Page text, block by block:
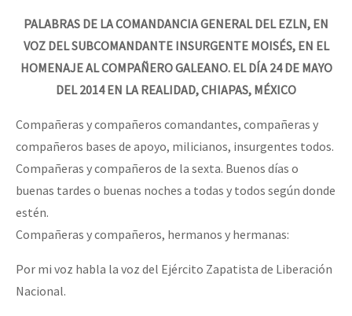
ETIQUETAS
MULTIMEDIA
Fotorreportaje
Video
Otras secciones
Semillero Guerra contra la Humanidad. (Las poblaciones y
Libros para descargar
Se o México sabe, que o mundo saiba! Nossas lutas pela
[25 abr – CDMX] Tokín por el CNI: 30 años de Resistencia y
PALABRAS DE LA COMANDANCIA GENERAL DEL EZLN, EN
VOZ DEL SUBCOMANDANTE INSURGENTE MOISÉS, EN EL
HOMENAJE AL COMPAÑERO GALEANO. EL DÍA 24 DE MAYO
DEL 2014 EN LA REALIDAD, CHIAPAS, MÉXICO
Compañeras y compañeros comandantes, compañeras y
compañeros bases de apoyo, milicianos, insurgentes todos.
Compañeras y compañeros de la sexta. Buenos días o
buenas tardes o buenas noches a todas y todos según donde
estén.
Compañeras y compañeros, hermanos y hermanas:
Por mi voz habla la voz del Ejército Zapatista de Liberación
Nacional.